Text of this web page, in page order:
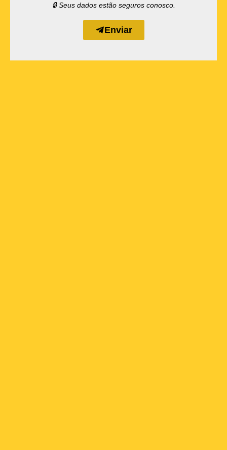
🔒 Seus dados estão seguros conosco.
Enviar